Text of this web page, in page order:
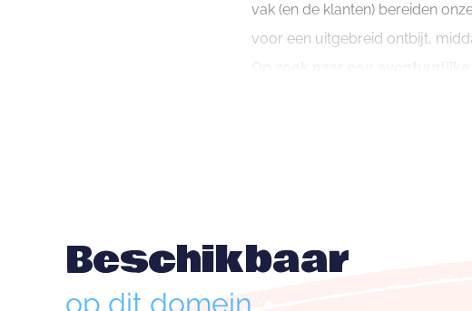
vak (en de klanten) bereiden
voor een uitgebreid ontbijt,
Onze uitgebreide
en nog tal van andere
Laat de drukte achter je
Beschikbaar
op dit domein